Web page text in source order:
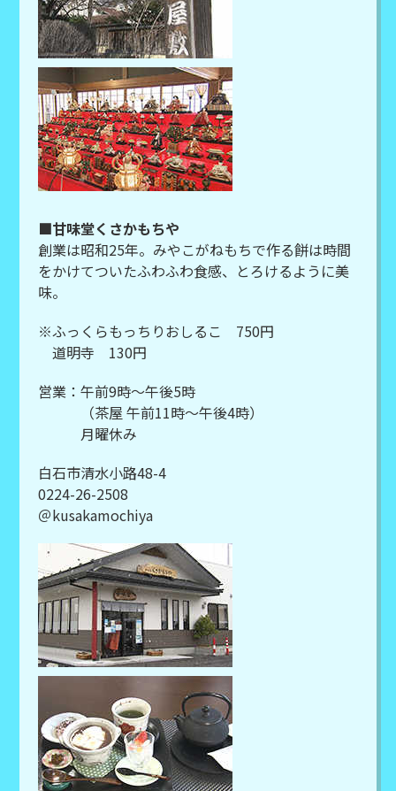
■甘味堂くさかもちや
創業は昭和25年。みやこがねもちで作る餅は時間
をかけてついたふわふわ食感、とろけるように美
味。
※ふっくらもっちりおしるこ 750円
道明寺 130円
営業：午前9時～午後5時
（茶屋 午前11時～午後4時）
月曜休み
白石市清水小路48-4
0224-26-2508
＠kusakamochiya